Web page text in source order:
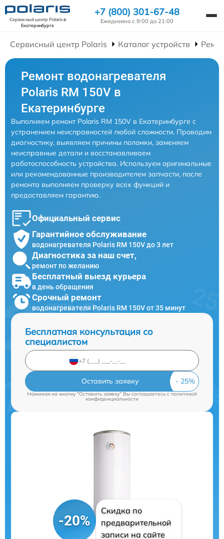
Сервисный центр Polarisв
Екатеринбурге
+7 (800) 301-67-48
Ежедневно с 9:00 до 21:00
Сервисный центр Polaris Каталог устройств
Ремонт водонагревателя
Polaris RM 150V в
Екатеринбурге
Выполняем ремонт Polaris RM 150V в Екатеринбурге с
устранением неисправностей любой сложности. Проводим
диагностику, выявляем причины поломки, заменяем
неисправные детали и восстанавливаем
работоспособность устройства. Используем оригинальные
или рекомендованные производителем запчасти, после
ремонта выполняем проверку всех функций и
предоставляем гарантию.
Официальный сервис
Гарантийное обслуживание
водонагревателя Polaris RM 150V до 3 лет
Диагностика за наш счет,
ремонт по желанию
Бесплатный выезд курьера
в день обращения
Срочный ремонт
водонагревателя Polaris RM 150V от 35 минут
Бесплатная консультация со
специалистом
Оставить заявку
Нажимая на кнопку "Оставить заявку" Вы соглашаетесь cполитикой
конфиденциальности
-20%
Скидка по
предварительной
записи на сайте